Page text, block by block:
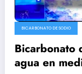
BICARBONATO DE SODIO
Bicarbonato
agua en